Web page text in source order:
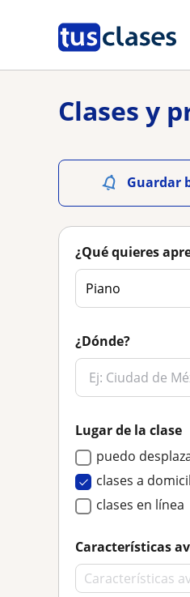
Clases y
Guardar
¿Qué quieres
¿Dónde?
Lugar de la clase
puedo
clases a
clases en línea
Características